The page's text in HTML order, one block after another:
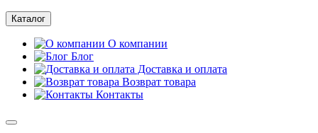
Каталог
О компании
Блог
Доставка и оплата
Возврат товара
Контакты